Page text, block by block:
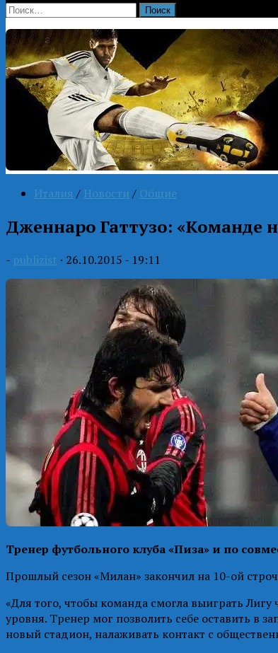
Найти:
Италия / Новости / Общие
Дженнаро Гаттузо: «Команде
- publizist · 26.10.2015 - 19:11
Тренер футбольного клуба «Пиза» и по
Прошлый сезон «Милан» закончил на 10-ой
«Для того, чтобы команда смогла выиграть
уровня. Тренер мог позволить себе оставить в
новый стадион, налаживать контакт с